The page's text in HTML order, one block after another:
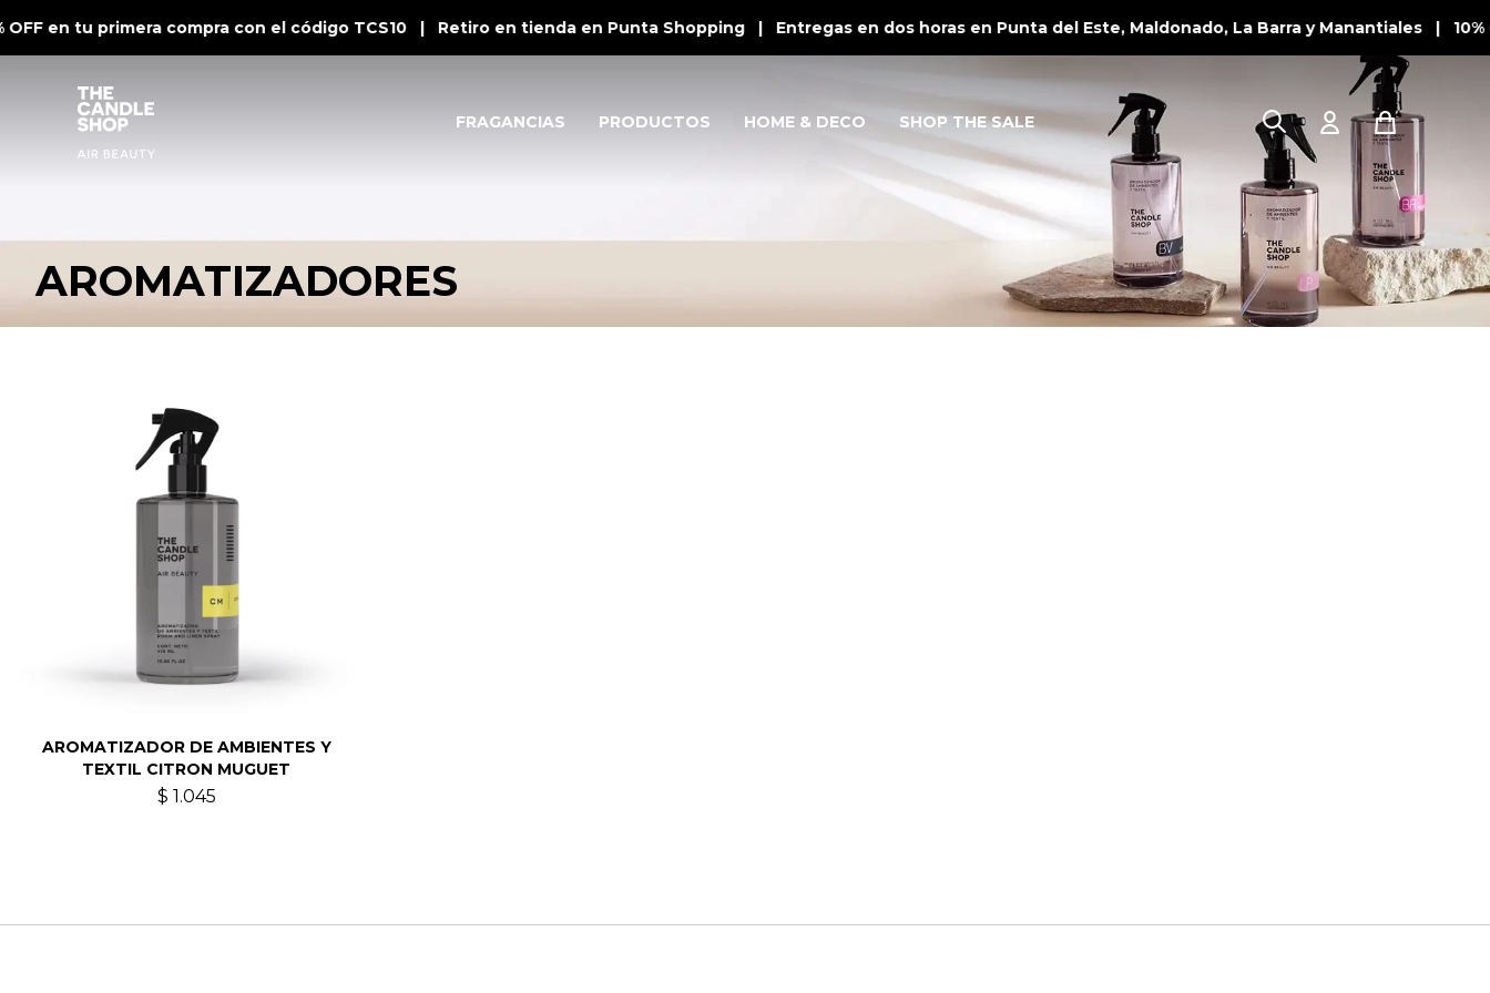
en tu primera compra con el código TCS10 | Retiro en tienda en Punta Shopping | Entregas en dos horas en Punta del Este, Maldonado, La Barra y Manantiales |
FRAGANCIAS PRODUCTOS HOME & DECO SHOP THE SALE
AROMATIZADORES
AROMATIZADOR DE AMBIENTES Y
TEXTIL CITRON MUGUET
$ 1.045